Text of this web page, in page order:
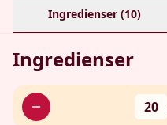
Ingredienser (10)
Ingredienser
20